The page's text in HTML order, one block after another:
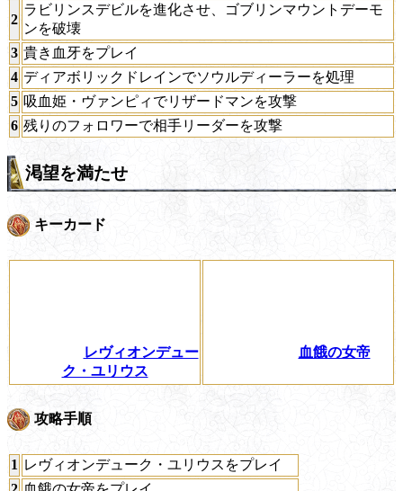
2
ラビリンスデビルを進化させ、ゴブリンマウントデーモ
ンを破壊
3 貴き血牙をプレイ
4 ディアボリックドレインでソウルディーラーを処理
5 吸血姫・ヴァンピィでリザードマンを攻撃
6 残りのフォロワーで相手リーダーを攻撃
渇望を満たせ
キーカード
レヴィオンデュー
ク・ユリウス
血餓の女帝
攻略手順
1 レヴィオンデューク・ユリウスをプレイ